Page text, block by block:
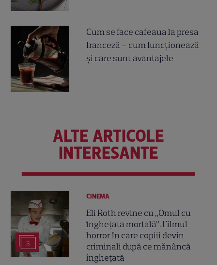
Cum se face cafeaua la presa
franceză – cum funcționează
și care sunt avantajele
ALTE ARTICOLE
INTERESANTE
5
CINEMA
Eli Roth revine cu „Omul cu
înghețata mortală”. Filmul
horror în care copiii devin
criminali după ce mănâncă
înghețată